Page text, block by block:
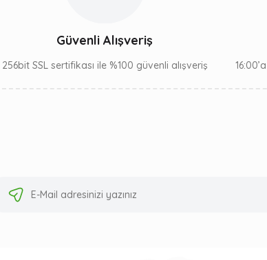
Güvenli Alışveriş
256bit SSL sertifikası ile %100 güvenli alışveriş